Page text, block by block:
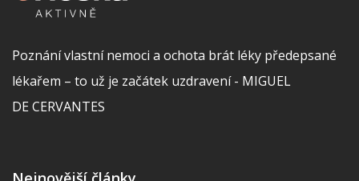
Poznání vlastní nemoci a ochota brát léky předepsané
lékařem – to už je začátek uzdravení - MIGUEL
DE CERVANTES